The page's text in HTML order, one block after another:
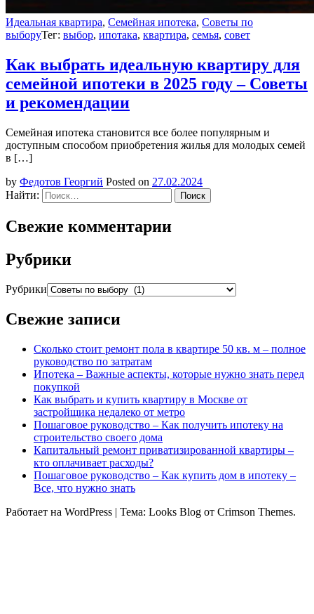
Идеальная квартира, Семейная ипотека, Советы по
выборуТег: выбор, ипотака, квартира, семья, совет
Как выбрать идеальную квартиру для
семейной ипотеки в 2025 году – Советы
и рекомендации
Семейная ипотека становится все более популярным и
доступным способом приобретения жилья для молодых семей
в […]
by Федотов Георгий Posted on 27.02.2024
Найти:
Свежие комментарии
Рубрики
Рубрики
Свежие записи
Сколько стоит ремонт пола в квартире 50 кв. м – полное
руководство по затратам
Ипотека – Важные аспекты, которые нужно знать перед
покупкой
Как выбрать и купить квартиру в Москве от
застройщика недалеко от метро
Пошаговое руководство – Как получить ипотеку на
строительство своего дома
Капитальный ремонт приватизированной квартиры –
кто оплачивает расходы?
Пошаговое руководство – Как купить дом в ипотеку –
Все, что нужно знать
Работает на WordPress | Тема: Looks Blog от Crimson Themes.